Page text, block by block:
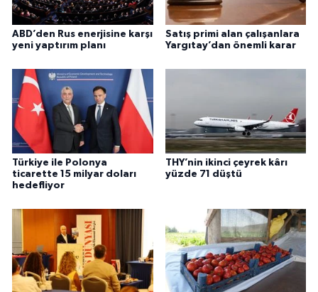
ABD’den Rus enerjisine karşı
yeni yaptırım planı
Satış primi alan çalışanlara
Yargıtay’dan önemli karar
Türkiye ile Polonya
ticarette 15 milyar doları
hedefliyor
THY’nin ikinci çeyrek kârı
yüzde 71 düştü